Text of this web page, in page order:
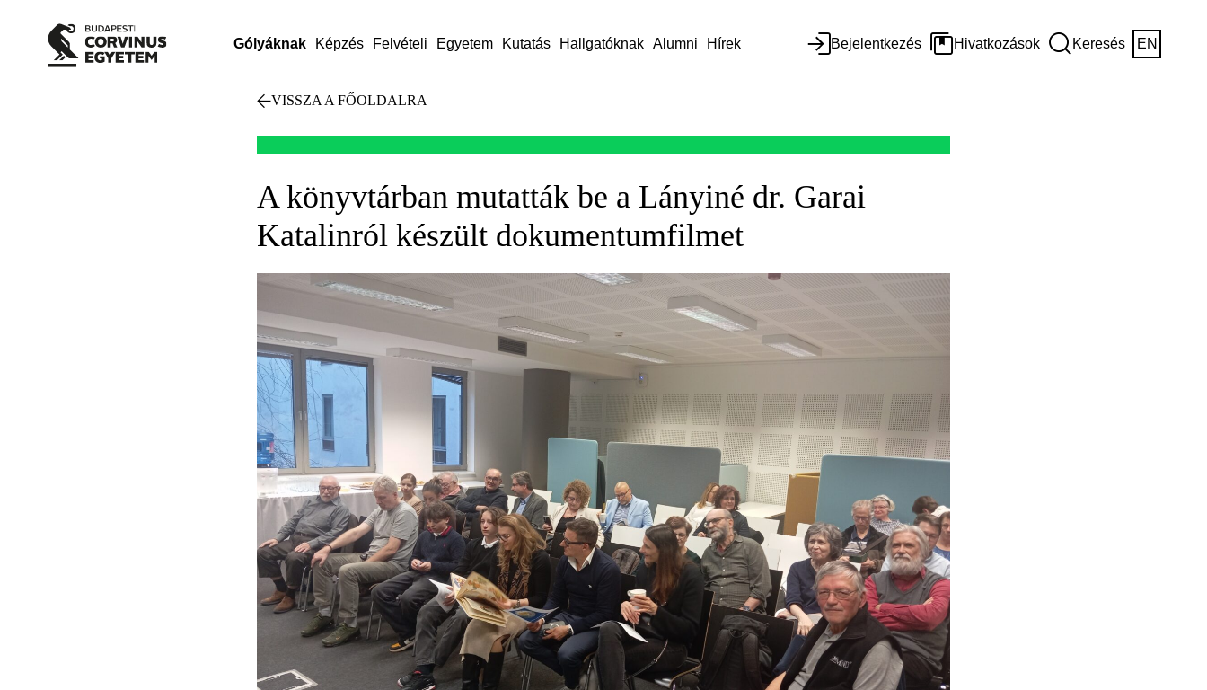
Gólyáknak Képzés Felvételi Egyetem Kutatás Hallgatóknak Alumni Hírek Bejelentkezés Hivatkozások Keresés EN
VISSZA A FŐOLDALRA
A könyvtárban mutatták be a Lányiné dr. Garai
Katalinról készült dokumentumfilmet